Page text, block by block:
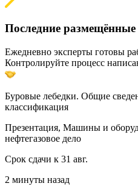
Последние размещённые
Ежедневно эксперты готовы
Контролируйте процесс
Буровые лебедки. Общие
классификация
Презентация, Машины и
нефтегазовое дело
Срок сдачи к 31 авг.
2 минуты назад